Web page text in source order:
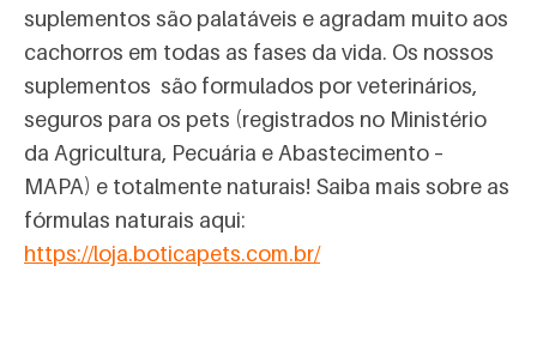
suplementos são palatáveis e agradam muito aos
cachorros em todas as fases da vida. Os nossos
suplementos são formulados por veterinários,
seguros para os pets (registrados no Ministério
da Agricultura, Pecuária e Abastecimento –
MAPA) e totalmente naturais! Saiba mais sobre as
fórmulas naturais aqui:
https://loja.boticapets.com.br/